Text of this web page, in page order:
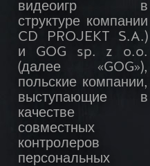
видеоигр в
структуре компании
CD PROJEKT S.A.)
и GOG sp. z o.o.
(далее «GOG»),
польские компании,
выступающие в
качестве
совместных
контролеров
персональных